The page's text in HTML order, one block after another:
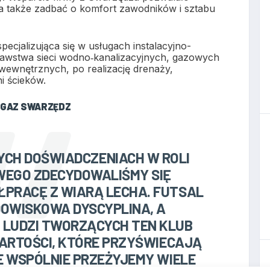
także zadbać o komfort zawodników i sztabu
się w usługach instalacyjno-
sieci wodno‑kanalizacyjnych, gazowych
po realizację drenaży,
ścieków.
SWARZĘDZ
DOŚWIADCZENIACH W ROLI
ZDECYDOWALIŚMY SIĘ
Z WIARĄ LECHA. FUTSAL
DYSCYPLINA, A
TWORZĄCYCH TEN KLUB
KTÓRE PRZYŚWIECAJĄ
PRZEŻYJEMY WIELE